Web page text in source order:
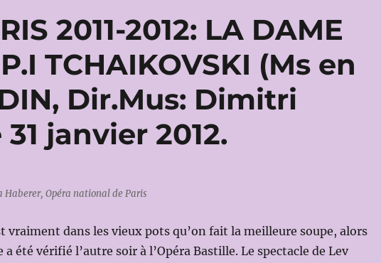
2011-2012: LA DAME
TCHAIKOVSKI (Ms en
Dir.Mus: Dimitri
janvier 2012.
Haberer, Opéra national de Paris
vraiment dans les vieux pots qu’on fait la meilleure soupe, alors
a été vérifié l’autre soir à l’Opéra Bastille. Le spectacle de Lev